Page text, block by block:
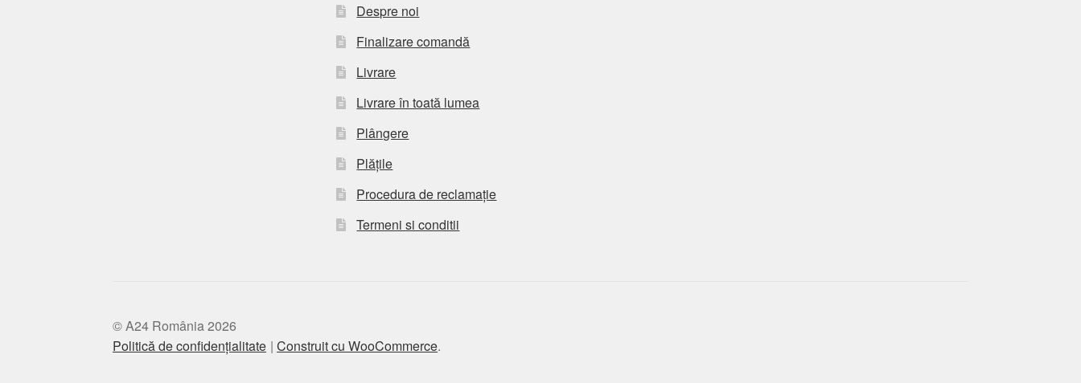
Despre noi
Finalizare comandă
Livrare
Livrare în toată lumea
Plângere
Plățile
Procedura de reclamație
Termeni si conditii
© A24 România 2026
Politică de confidențialitate Construit cu WooCommerce.